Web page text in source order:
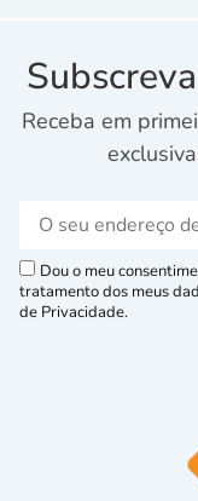
Receba em
Dou o meu
tratamento dos meus
de Privacidade.